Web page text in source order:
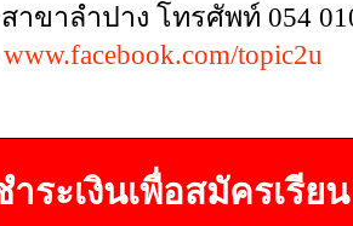
สาขาลำปาง โทรศัพท์ 054
www.facebook.com/topic2u
ระเงินเพื่อสมัครเรียน